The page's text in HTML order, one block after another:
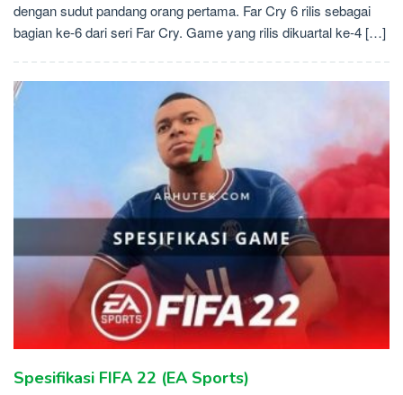
dengan sudut pandang orang pertama. Far Cry 6 rilis sebagai
bagian ke-6 dari seri Far Cry. Game yang rilis dikuartal ke-4 […]
Spesifikasi FIFA 22 (EA Sports)